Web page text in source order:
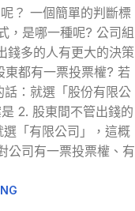
？ 一個簡單的判斷標
，是哪一種呢? 公司組
錢多的人有更大的決策
都有一票投票權? 若
：就選「股份有限公
2. 股東間不管出錢的
「有限公司」，這概
公司有一票投票權、有